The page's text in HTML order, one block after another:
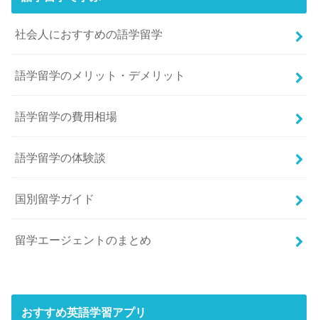
社会人におすすめの語学留学
語学留学のメリット・デメリット
語学留学の費用相場
語学留学の体験談
国別留学ガイド
留学エージェントのまとめ
おすすめ英語学習アプリ